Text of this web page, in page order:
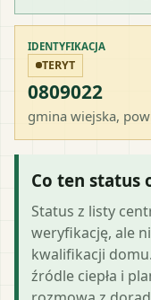
IDENTYFIKACJA
TERYT
0809022
gmina wiejska,
Co ten status
Status z listy
weryfikację, ale
kwalifikacji
źródle ciepła i